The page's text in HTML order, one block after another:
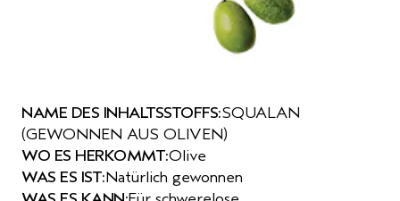
NAME DES INHALTSSTOFFS:SQUALAN
(GEWONNEN AUS OLIVEN)
WO ES HERKOMMT:Olive
WAS ES IST:Natürlich gewonnen